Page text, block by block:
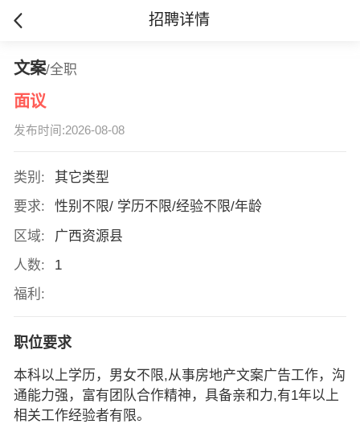
招聘详情
文案/全职
面议
发布时间:2026-08-08
类别:
其它类型
要求:
性别不限/ 学历不限/经验不限/年龄
区域:
广西资源县
人数:
1
福利:
职位要求
本科以上学历，男女不限,从事房地产文案广告工作，沟
通能力强，富有团队合作精神，具备亲和力,有1年以上
相关工作经验者有限。